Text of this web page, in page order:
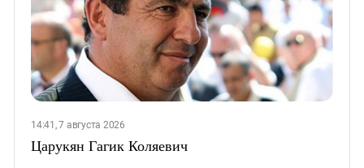
14:41, 7 августа 2026
Царукян Гагик Коляевич